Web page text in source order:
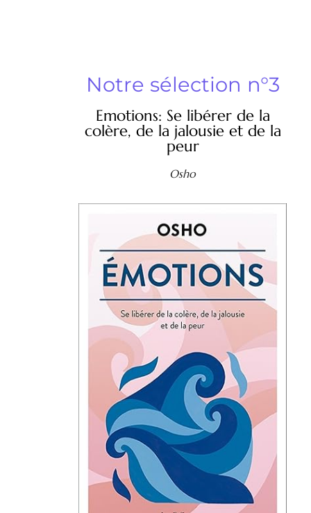
Notre sélection n°3
Emotions: Se libérer de la
colère, de la jalousie et de la
peur
Osho